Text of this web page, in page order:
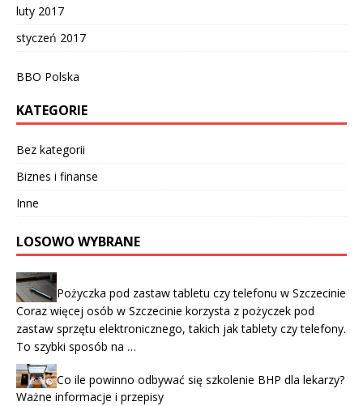
luty 2017
styczeń 2017
BBO Polska
KATEGORIE
Bez kategorii
Biznes i finanse
Inne
LOSOWO WYBRANE
Pożyczka pod zastaw tabletu czy telefonu w Szczecinie
Coraz więcej osób w Szczecinie korzysta z pożyczek pod
zastaw sprzętu elektronicznego, takich jak tablety czy telefony.
To szybki sposób na …
Co ile powinno odbywać się szkolenie BHP dla lekarzy?
Ważne informacje i przepisy